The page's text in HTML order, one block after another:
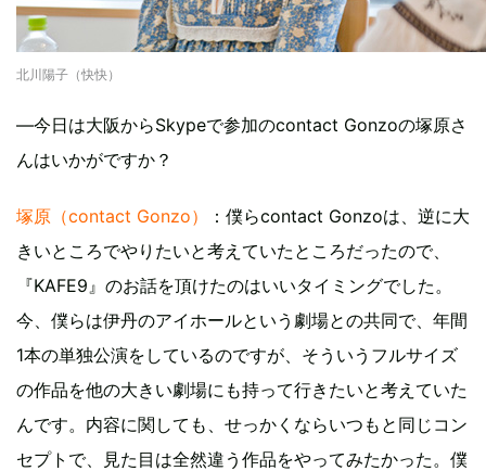
北川陽子（快快）
―今日は大阪からSkypeで参加のcontact Gonzoの塚原さ
んはいかがですか？
塚原（contact Gonzo）
：僕らcontact Gonzoは、逆に大
きいところでやりたいと考えていたところだったので、
『KAFE9』のお話を頂けたのはいいタイミングでした。
今、僕らは伊丹のアイホールという劇場との共同で、年間
1本の単独公演をしているのですが、そういうフルサイズ
の作品を他の大きい劇場にも持って行きたいと考えていた
んです。内容に関しても、せっかくならいつもと同じコン
セプトで、見た目は全然違う作品をやってみたかった。僕